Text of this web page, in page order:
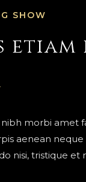
SHOW​
etiam
morbi amet
aenean neque
nisi, tristique et